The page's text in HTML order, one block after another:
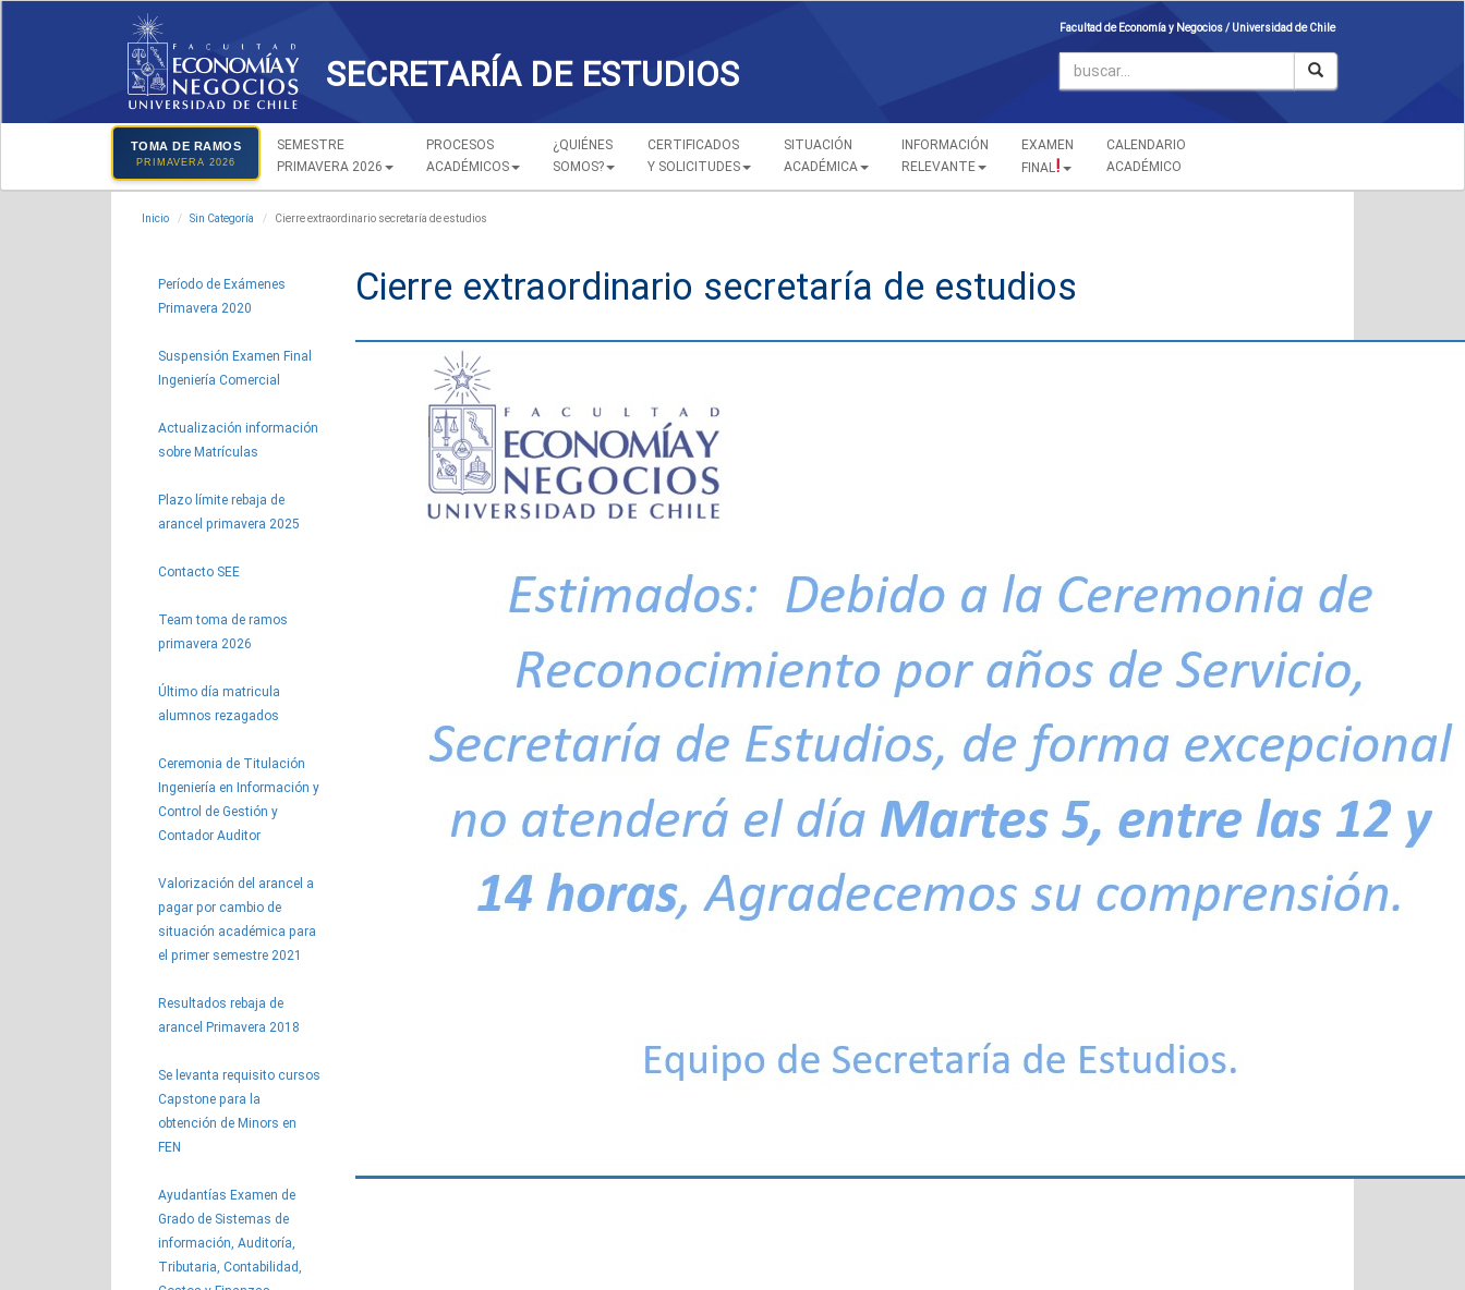
SECRETARÍA DE ESTUDIOS
Facultad de Economía y Negocios / Universidad de Chile
TOMA DE RAMOS
PRIMAVERA 2026
SEMESTRE
PRIMAVERA 2026
PROCESOS
ACADÉMICOS
¿QUIÉNES
SOMOS?
CERTIFICADOS
Y SOLICITUDES
SITUACIÓN
ACADÉMICA
INFORMACIÓN
RELEVANTE
EXAMEN
FINAL!
CALENDARIO
ACADÉMICO
Inicio Sin Categoría Cierre extraordinario secretaría de estudios
Período de Exámenes
Primavera 2020
Suspensión Examen Final
Ingeniería Comercial
Actualización información
sobre Matrículas
Plazo límite rebaja de
arancel primavera 2025
Contacto SEE
Team toma de ramos
primavera 2026
Último día matricula
alumnos rezagados
Ceremonia de Titulación
Ingeniería en Información y
Control de Gestión y
Contador Auditor
Valorización del arancel a
pagar por cambio de
situación académica para
el primer semestre 2021
Resultados rebaja de
arancel Primavera 2018
Se levanta requisito cursos
Capstone para la
obtención de Minors en
FEN
Ayudantías Examen de
Grado de Sistemas de
información, Auditoría,
Tributaria, Contabilidad,
Cierre extraordinario secretaría de estudios